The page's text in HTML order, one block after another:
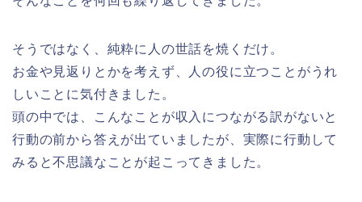
そうではなく、純粋に人の世話を焼くだけ。
お金や見返りとかを考えず、人の役に立つことがうれ
しいことに気付きました。
頭の中では、こんなことが収入につながる訳がないと
行動の前から答えが出ていましたが、実際に行動して
みると不思議なことが起こってきました。